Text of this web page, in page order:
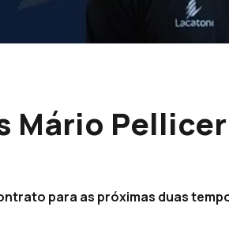
Mário
para as próximas duas